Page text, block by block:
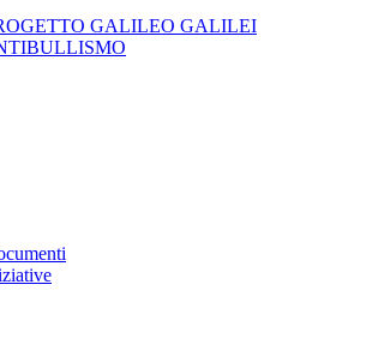
GALILEO GALILEI